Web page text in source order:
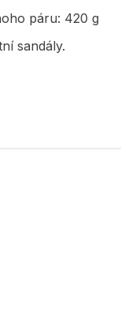
páru: 420 g
sandály.